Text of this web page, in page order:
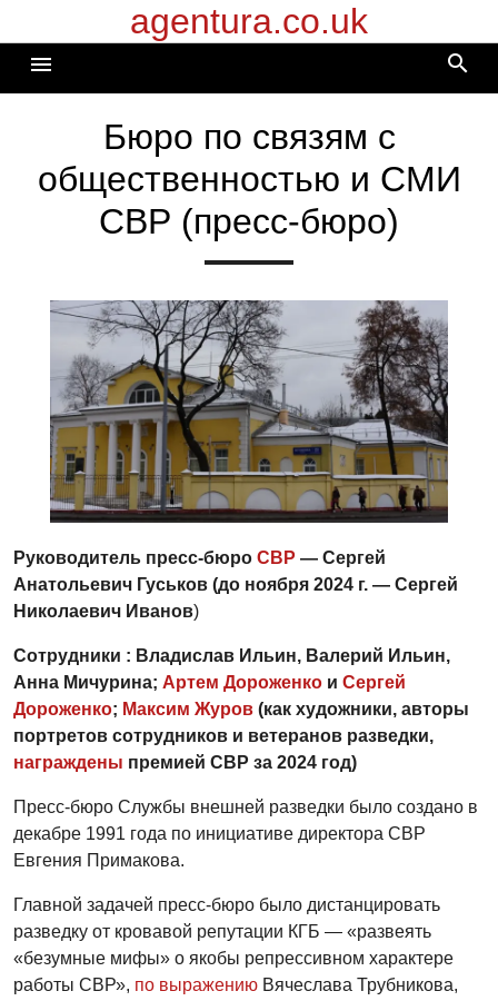
к
содержимому
agentura.co.uk
menu search
Бюро по связям с
общественностью и СМИ
СВР (пресс-бюро)
Руководитель пресс-бюро СВР — Сергей
Анатольевич Гуськов (до ноября 2024 г. — Сергей
Николаевич Иванов)
Сотрудники : Владислав Ильин, Валерий Ильин,
Анна Мичурина; Артем Дороженко и Сергей
Дороженко; Максим Журов (как художники, авторы
портретов сотрудников и ветеранов разведки,
награждены премией СВР за 2024 год)
Пресс-бюро Службы внешней разведки было создано в
декабре 1991 года по инициативе директора СВР
Евгения Примакова.
Главной задачей пресс-бюро было дистанцировать
разведку от кровавой репутации КГБ — «развеять
«безумные мифы» о якобы репрессивном характере
работы СВР», по выражению Вячеслава Трубникова,